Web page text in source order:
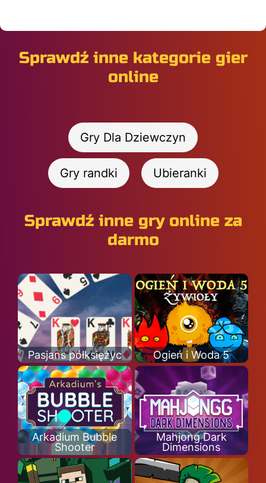
Sprawdź inne kategorie gier
online
Gry Dla Dziewczyn
Gry randki Ubieranki
Sprawdź inne gry online za
darmo
Pasjans półksiężyc Ogień i Woda 5
Arkadium Bubble
Shooter
Mahjong Dark
Dimensions